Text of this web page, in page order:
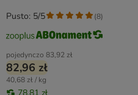
pojedynczo 83,92 zł
82,96 zł
40,68 zł / kg
Pusto: 5/5 (8)